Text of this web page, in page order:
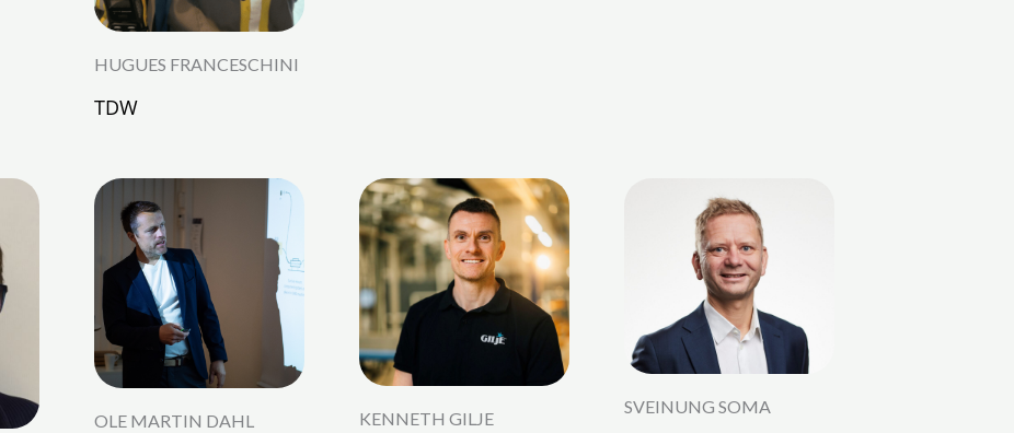
HUGUES FRANCESCHINI
TDW
OLE MARTIN DAHL KENNETH GILJE
SVEINUNG SOMA